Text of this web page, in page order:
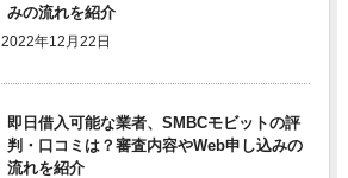
みの流れを紹介
2022年12月22日
即日借入可能な業者、SMBCモビットの評
判・口コミは？審査内容やWeb申し込みの
流れを紹介